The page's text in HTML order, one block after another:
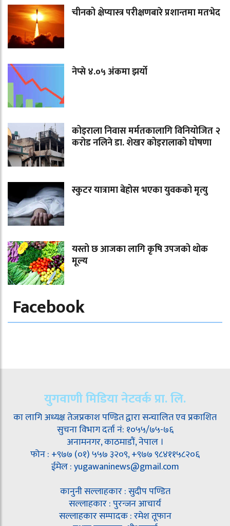
चीनको क्षेप्यास्त्र परीक्षणबारे प्रशान्तमा मतभेद
नेप्से ४.०५ अंकमा झर्यो
कोइराला निवास मर्मतकालागि विनियोजित २
करोड नलिने डा. शेखर कोइरालाको घोषणा
स्कुटर यात्रामा बेहोस भएका युवकको मृत्यु
यस्तो छ आजका लागि कृषि उपजको थोक
मूल्य
Facebook
युगवाणी मिडिया नेटवर्क प्रा. लि.
का लागि अध्यक्ष तेजप्रकाश पण्डित द्वारा सन्चालित एव प्रकाशित
सुचना विभाग दर्ता नं: १०५५/७५-७६
अनामनगर, काठमाडौं, नेपाल ।
फोन : +९७७ (०१) ५५७ ३२०९, +९७७ ९८४११५८२०६
ईमेल : yugawaninews@gmail.com
कानुनी सल्लाहकार : सुदीप पण्डित
सल्लाहकार : पुरन्जन आचार्य
सल्लाहकार सम्पादक : रमेश तूफान